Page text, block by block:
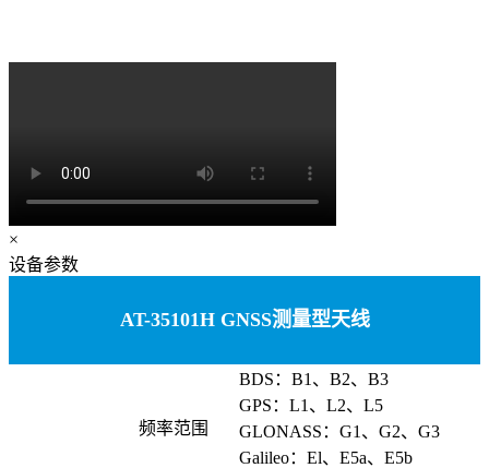
×
设备参数
AT-35101H GNSS测量型天线
频率范围
BDS：B1、B2、B3
GPS：L1、L2、L5
GLONASS：G1、G2、G3
Galileo：El、E5a、E5b